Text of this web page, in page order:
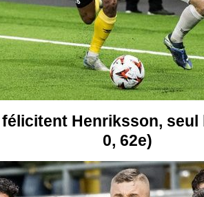
Henriksson, seul
0, 62e)